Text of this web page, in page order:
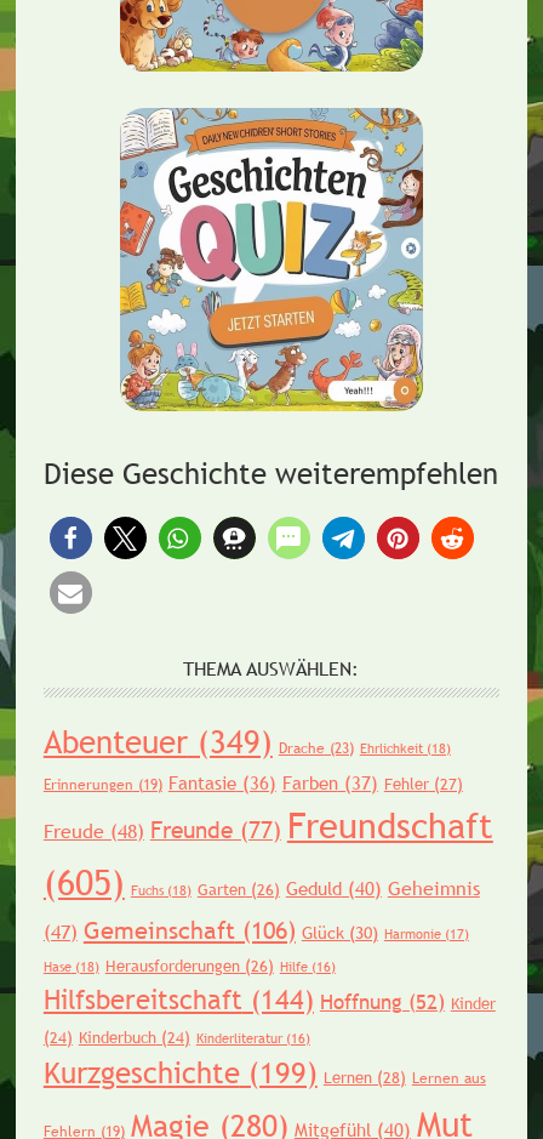
Diese Geschichte weiterempfehlen
THEMA AUSWÄHLEN:
Abenteuer(349) Drache (23) Ehrlichkeit(18)
Erinnerungen (19) Fantasie(36) Farben(37) Fehler(27)
Freude(48) Freunde(77) Freundschaft
(605) Fuchs(18) Garten(26) Geduld(40) Geheimnis
(47) Gemeinschaft(106) Glück(30) Harmonie(17)
Hase(18) Herausforderungen(26) Hilfe(16)
Hilfsbereitschaft (144) Hoffnung (52) Kinder
(24) Kinderbuch(24) Kinderliteratur(16)
Kurzgeschichte(199) Lernen(28) Lernen aus
Fehlern (19) Magie (280) Mitgefühl(40) Mut